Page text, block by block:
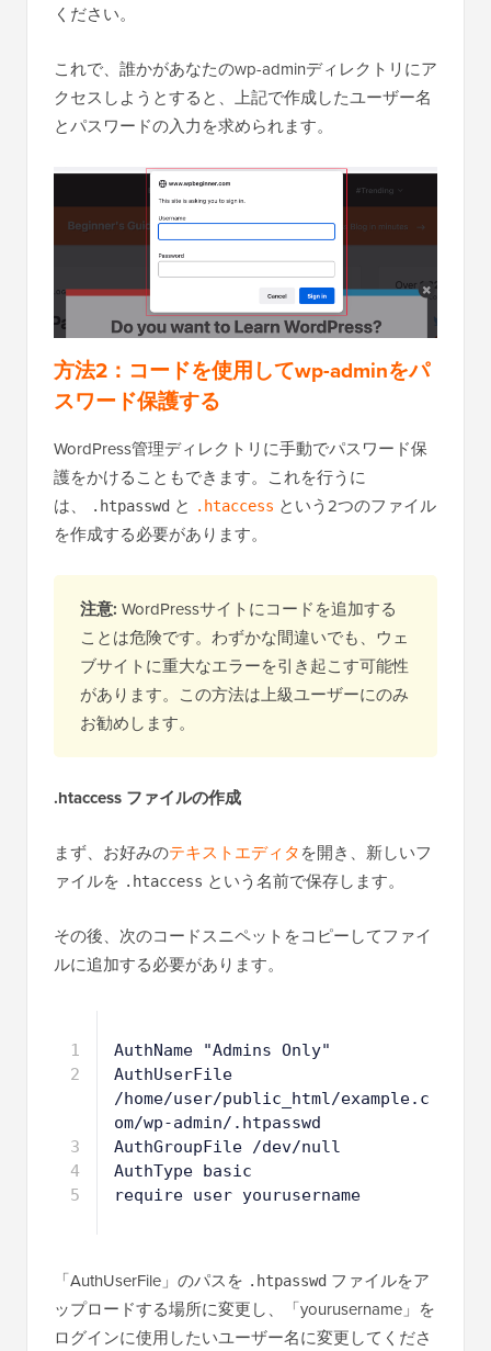
ください。
これで、誰かがあなたのwp-adminディレクトリにア
クセスしようとすると、上記で作成したユーザー名
とパスワードの入力を求められます。
方法2：コードを使用してwp-adminをパ
スワード保護する
WordPress管理ディレクトリに手動でパスワード保
護をかけることもできます。これを行うに
は、
.htpasswd と .htaccess という2つのファイル
を作成する必要があります。
注意: WordPressサイトにコードを追加する
ことは危険です。わずかな間違いでも、ウェ
ブサイトに重大なエラーを引き起こす可能性
があります。この方法は上級ユーザーにのみ
お勧めします。
.htaccess ファイルの作成
まず、お好みのテキストエディタを開き、新しいフ
ァイルを .htaccess という名前で保存します。
その後、次のコードスニペットをコピーしてファイ
ルに追加する必要があります。
1
2
3
4
5
AuthName "Admins Only"
AuthUserFile
/home/user/public_html/example.c
om/wp-admin/.htpasswd
AuthGroupFile /dev/null
AuthType basic
require user yourusername
「AuthUserFile」のパスを .htpasswd ファイルをア
ップロードする場所に変更し、「yourusername」を
ログインに使用したいユーザー名に変更してくださ